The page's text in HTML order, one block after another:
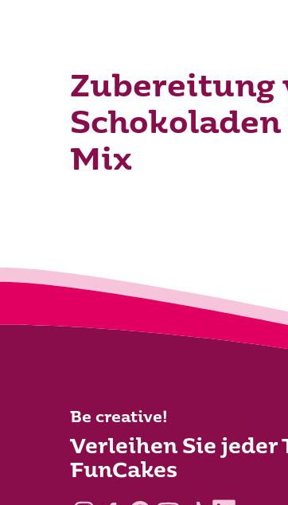
Zubereitung
Mix
Be creative!
Verleihen Sie jeder
FunCakes